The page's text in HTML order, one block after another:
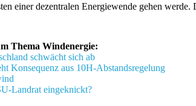
einer dezentralen Energiewende gehen
Thema Windenergie:
schwächt sich ab
Konsequenz aus 10H-Abstandsregelung
Landrat eingeknickt?